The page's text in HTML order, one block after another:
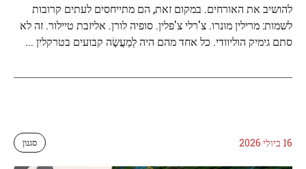
להושיב את האורחים. במקום זאת, הם מתייחסים לעתים קרובות
לשמות: מרילין מונרו. צ'רלי צ'פלין. סופיה לורן. אליזבת טיילור. זה לא
סתם גימיק הוליוודי. כל אחד מהם היה לְמַעֲשֶׂה קבועים בטרקלין ...
16 ביולי 2026 סגנון